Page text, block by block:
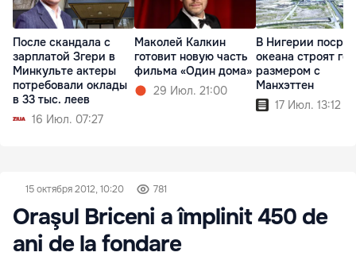
После скандала с
зарплатой Згери в
Минкульте актеры
потребовали оклады
в 33 тыс. леев
16 Июл. 07:27
Маколей Калкин
готовит новую часть
фильма «Один дома»
29 Июл. 21:00
В Нигерии
океана строят
размером с
Манхэттен
17 Июл. 13:12
15 октября 2012, 10:20 781
Oraşul Briceni a împlinit 450 de
ani de la fondare